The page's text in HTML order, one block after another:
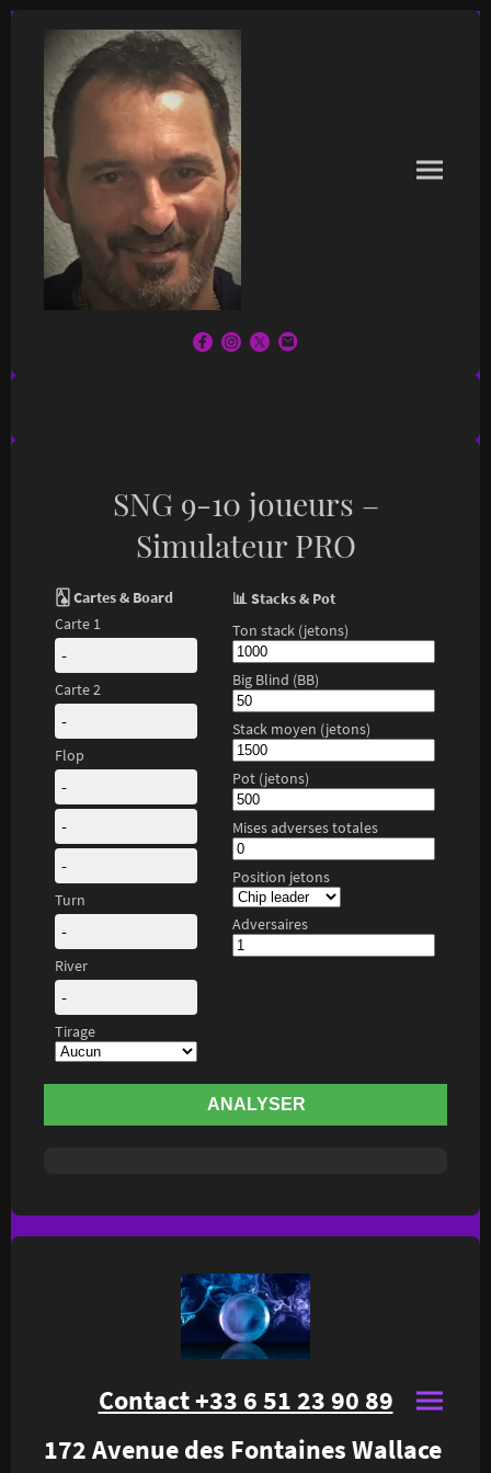
SNG 9-10 joueurs –
Simulateur PRO
🂡 Cartes & Board
Carte 1
-
Carte 2
-
Flop
-
-
-
Turn
-
River
-
Tirage
📊 Stacks & Pot
Ton stack (jetons)
Big Blind (BB)
Stack moyen (jetons)
Pot (jetons)
Mises adverses totales
Position jetons
Adversaires
ANALYSER
Contact +33 6 51 23 90 89
172 Avenue des Fontaines Wallace